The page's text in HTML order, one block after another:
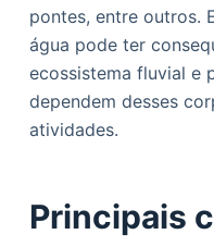
pontes, entre outros.
água pode ter
ecossistema fluvial e
dependem desses
atividades.
Principais